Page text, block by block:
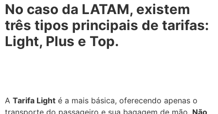
No caso da LATAM, existem
três tipos principais de tarifas:
Light, Plus e Top.
A Tarifa Light é a mais básica, oferecendo apenas o
transporte do passageiro e sua bagagem de mão. Não